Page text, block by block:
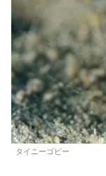
タイニーゴビー